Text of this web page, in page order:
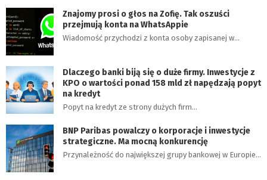
Znajomy prosi o głos na Zofię. Tak oszuści
przejmują konta na WhatsAppie
Wiadomość przychodzi z konta osoby zapisanej w…
Dlaczego banki biją się o duże firmy. Inwestycje z
KPO o wartości ponad 158 mld zł napędzają popyt
na kredyt
Popyt na kredyt ze strony dużych firm…
BNP Paribas powalczy o korporacje i inwestycje
strategiczne. Ma mocną konkurencję
Przynależność do największej grupy bankowej w Europie…